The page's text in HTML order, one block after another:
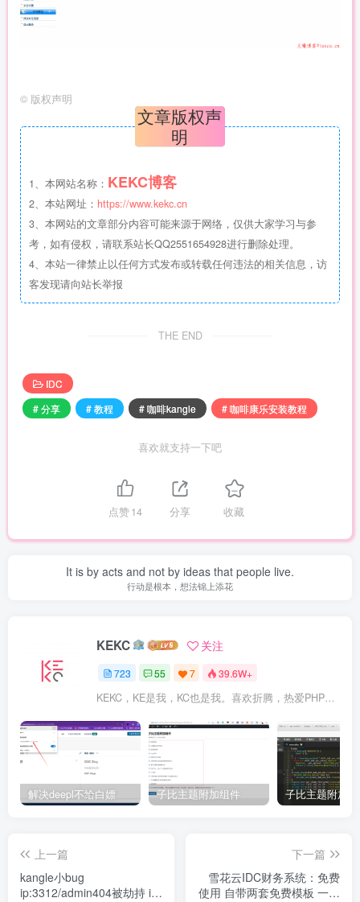
© 版权声明
文章版权声
明
1、本网站名称： KEKC博客
2、本站网址： https://www.kekc.cn
3、本网站的文章部分内容可能来源于网络，仅供大家学习与参
考，如有侵权，请联系站长QQ2551654928进行删除处理。
4、本站一律禁止以任何方式发布或转载任何违法的相关信息，访
客发现请向站长举报
THE END
IDC
# 分享
# 教程 # 咖啡kangle # 咖啡康乐安装教程
喜欢就支持一下吧
点赞14 分享 收藏
It is by acts and not by ideas that people live.
行动是根本，想法锦上添花
KEKC 关注
723 55 7 39.6W+
KEKC，KE是我，KC也是我。喜欢折腾，热爱PHP及WordPress，在学go语言，专注于技术与分享，开发过程序，维护过企业网站。
解决deepl不给白嫖 子比主题附加组件
上一篇
kangle小bug
ip:3312/admin404被劫持 ip
下一篇
雪花云IDC财务系统：免费
使用 自带两套免费模板 一套